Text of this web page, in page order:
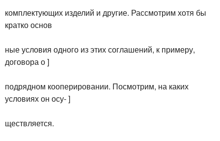
комплектующих изделий и другие. Рассмотрим хотя бы
кратко основ
ные условия одного из этих соглашений, к примеру,
договора о ]
подрядном кооперировании. Посмотрим, на каких
условиях он осу- ]
ществляется.